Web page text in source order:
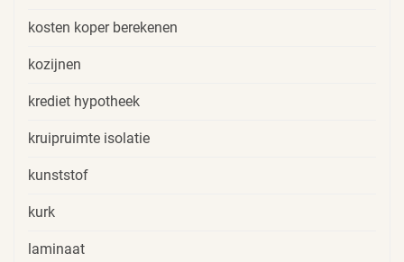
kosten koper berekenen
kozijnen
krediet hypotheek
kruipruimte isolatie
kunststof
kurk
laminaat